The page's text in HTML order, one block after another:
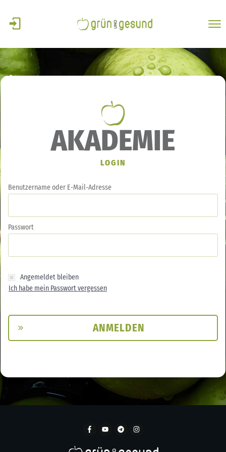
AKADEMIE
LOGIN
Benutzername oder E-Mail-Adresse
Passwort
Angemeldet bleiben
Ich habe mein Passwort vergessen
ANMELDEN